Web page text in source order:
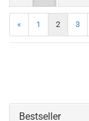
« 1 2 3
Bestseller